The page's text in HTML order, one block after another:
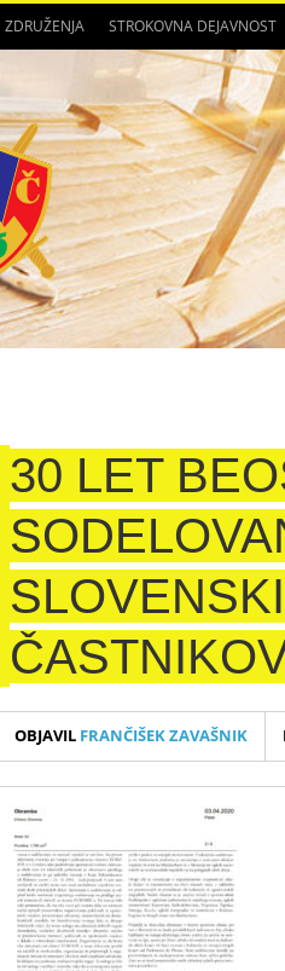
ZDRUŽENJA STROKOVNA DEJAVNOST
30 LET
OBJAVIL FRANČIŠEK ZAVAŠNIK